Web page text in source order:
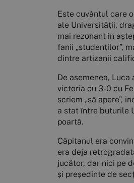
Este cuvântul care
ale Universității,
mai rezonant în
fanii „studenților”,
dintre artizanii
De asemenea,
victoria cu 3-0 cu
scriem „să apere”,
a stat între buturile
poartă.
Căpitanul era
era deja
jucător, dar nici pe
și președinte de